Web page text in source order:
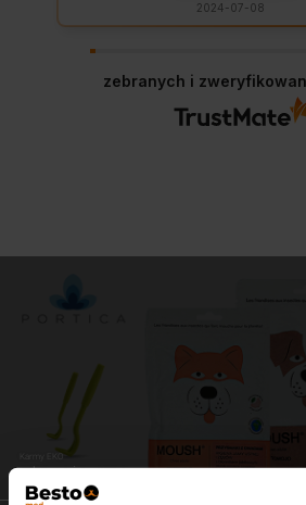
2024-07-08
zebranych i
Karmy EKO
zdrowe i pyszne